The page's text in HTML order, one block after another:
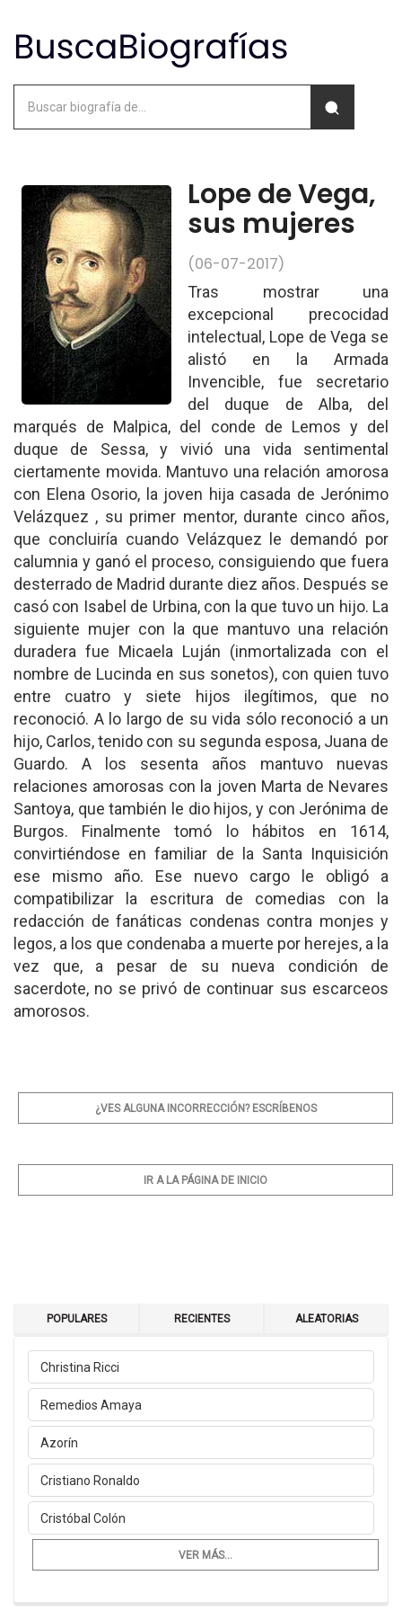
Lope de Vega,
sus mujeres
(06-07-2017)
Tras mostrar una
excepcional precocidad
intelectual, Lope de Vega se
alistó en la Armada
Invencible, fue secretario
del duque de Alba, del
marqués de Malpica, del conde de Lemos y del
duque de Sessa, y vivió una vida sentimental
ciertamente movida. Mantuvo una relación amorosa
con Elena Osorio, la joven hija casada de Jerónimo
Velázquez , su primer mentor, durante cinco años,
que concluiría cuando Velázquez le demandó por
calumnia y ganó el proceso, consiguiendo que fuera
desterrado de Madrid durante diez años. Después se
casó con Isabel de Urbina, con la que tuvo un hijo. La
siguiente mujer con la que mantuvo una relación
duradera fue Micaela Luján (inmortalizada con el
nombre de Lucinda en sus sonetos), con quien tuvo
entre cuatro y siete hijos ilegítimos, que no
reconoció. A lo largo de su vida sólo reconoció a un
hijo, Carlos, tenido con su segunda esposa, Juana de
Guardo. A los sesenta años mantuvo nuevas
relaciones amorosas con la joven Marta de Nevares
Santoya, que también le dio hijos, y con Jerónima de
Burgos. Finalmente tomó lo hábitos en 1614,
convirtiéndose en familiar de la Santa Inquisición
ese mismo año. Ese nuevo cargo le obligó a
compatibilizar la escritura de comedias con la
redacción de fanáticas condenas contra monjes y
legos, a los que condenaba a muerte por herejes, a la
vez que, a pesar de su nueva condición de
sacerdote, no se privó de continuar sus escarceos
amorosos.
¿VES ALGUNA INCORRECCIÓN? ESCRÍBENOS
IR A LA PÁGINA DE INICIO
POPULARES RECIENTES ALEATORIAS
Christina Ricci
Remedios Amaya
Azorín
Cristiano Ronaldo
Cristóbal Colón
VER MÁS...